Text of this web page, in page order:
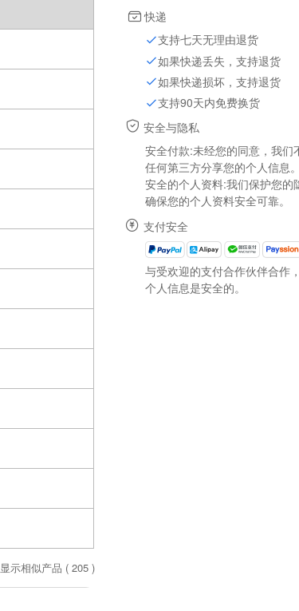
显示相似产品 ( 205)
快递
支持七天无理由退货
如果快递丢失，支持退货
如果快递损坏，支持退货
支持90天内免费换货
安全与隐私
安全付款:未经您的同意，我们
任何第三方分享您的个人信息
安全的个人资料:我们保护您的
确保您的个人资料安全可靠。
支付安全
与受欢迎的支付合作伙伴合作
个人信息是安全的。